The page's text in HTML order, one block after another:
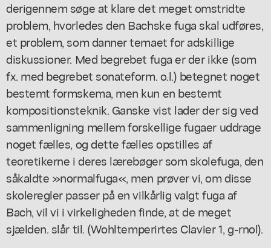
derigennem søge at klare det meget omstridte
problem, hvorledes den Bachske fuga skal udføres,
et problem, som danner temaet for adskillige
diskussioner. Med begrebet fuga er der ikke (som
fx. med begrebet sonateform. o.l.) betegnet noget
bestemt formskema, men kun en bestemt
kompositionsteknik. Ganske vist lader der sig ved
sammenligning mellem forskellige fugaer uddrage
noget fælles, og dette fælles opstilles af
teoretikerne i deres lærebøger som skolefuga, den
såkaldte »normalfuga«, men prøver vi, om disse
skoleregler passer på en vilkårlig valgt fuga af
Bach, vil vi i virkeligheden finde, at de meget
sjælden. slår til. (Wohltemperirtes Clavier 1, g-rnol).